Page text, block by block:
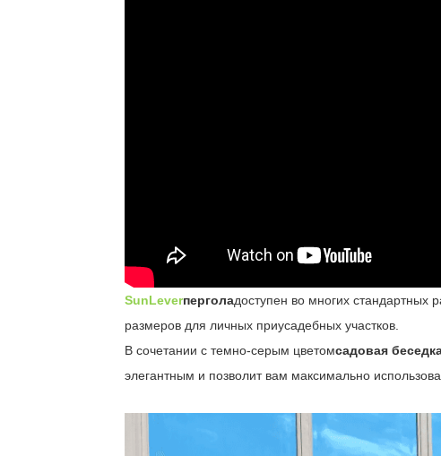
SunLeverперголадоступен во многих стандартных
размеров для личных приусадебных участков.
В сочетании с темно-серым цветомсадовая
элегантным и позволит вам максимально